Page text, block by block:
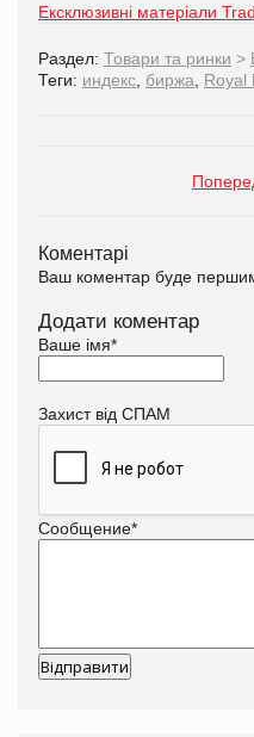
Ексклюзивні матеріали
Раздел: Товари та ринки >
Теги: индекс биржа Royal
Коментарі
Ваш коментар буде
Додати коментар
Ваше імя*
Захист від СПАМ
Сообщение*